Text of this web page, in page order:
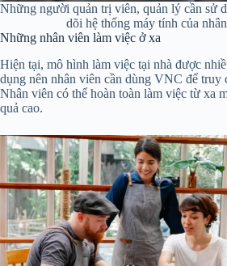
Những người quản trị viên, quản lý cần sử
dõi hệ thống máy tính của
Những nhân viên làm việc ở xa
Hiện tại, mô hình làm việc tại nhà được
dụng nên nhân viên cần dùng VNC để truy
Nhân viên có thể hoàn toàn làm việc từ xa
quả cao.